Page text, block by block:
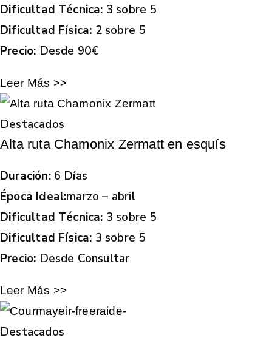
Dificultad Técnica: 3 sobre 5
Dificultad Física: 2 sobre 5
Precio: Desde 90€
Leer Más >>
Destacados
Alta ruta Chamonix Zermatt en esquís
Duración:6 Días
Época Ideal:marzo – abril
Dificultad Técnica: 3 sobre 5
Dificultad Física: 3 sobre 5
Precio: Desde Consultar
Leer Más >>
Destacados